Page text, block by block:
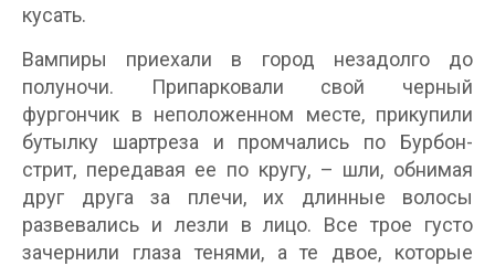
кусать.
Вампиры приехали в город незадолго до
полуночи. Припарковали свой черный
фургончик в неположенном месте, прикупили
бутылку шартреза и промчались по Бурбон-
стрит, передавая ее по кругу, – шли, обнимая
друг друга за плечи, их длинные волосы
развевались и лезли в лицо. Все трое густо
зачернили глаза тенями, а те двое, которые